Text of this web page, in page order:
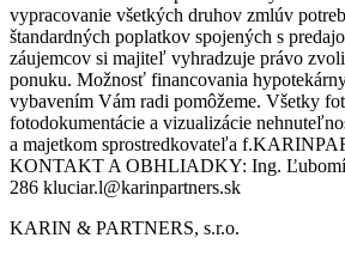
vypracovanie všetkých druhov zmlúv
štandardných poplatkov spojených s
záujemcov si majiteľ vyhradzuje právo
ponuku. Možnosť financovania
vybavením Vám radi pomôžeme. Všetky
fotodokumentácie a vizualizácie
a majetkom sprostredkovateľa
KONTAKT A OBHLIADKY: Ing.
286 kluciar.l@karinpartners.sk
KARIN & PARTNERS, s.r.o.